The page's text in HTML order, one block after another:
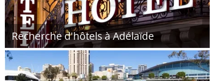
Recherche d'hôtels à Adélaïde